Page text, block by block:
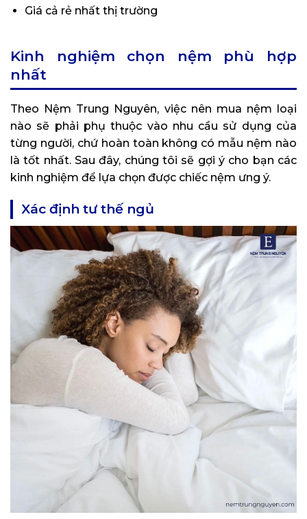
Giá cả rẻ nhất thị trường
Kinh nghiệm chọn nệm phù hợp
nhất
Theo Nệm Trung Nguyên, việc nên mua nệm loại
nào sẽ phải phụ thuộc vào nhu cầu sử dụng của
từng người, chứ hoàn toàn không có mẫu nệm nào
là tốt nhất. Sau đây, chúng tôi sẽ gợi ý cho bạn các
kinh nghiệm để lựa chọn được chiếc nệm ưng ý.
Xác định tư thế ngủ